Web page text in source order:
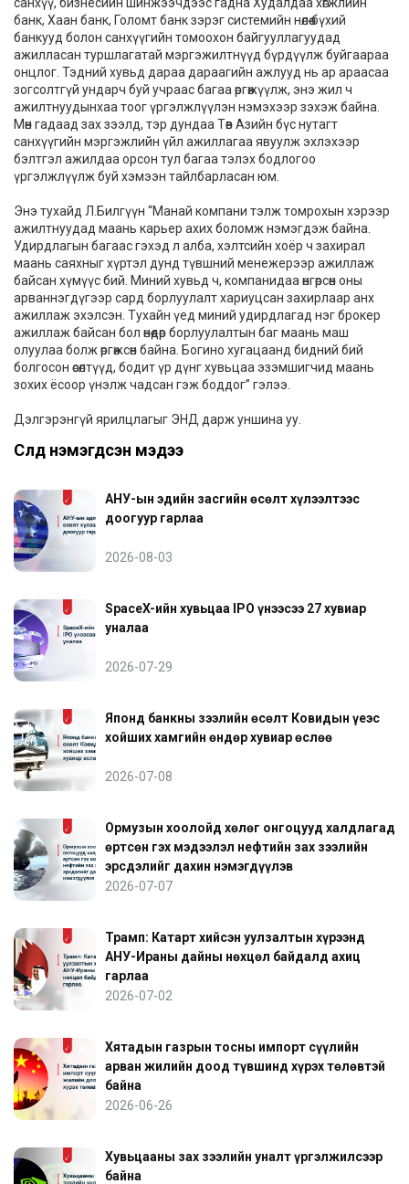
банк, Хаан банк, Голомт банк зэрэг системийн нөлөө бүхий
банкууд болон санхүүгийн томоохон байгууллагуудад
ажилласан туршлагатай мэргэжилтнүүд бүрдүүлж буйгаараа
онцлог. Тэдний хувьд дараа дараагийн ажлууд нь ар араасаа
зогсолтгүй ундарч буй учраас багаа өргөжүүлж, энэ жил ч
ажилтнуудынхаа тоог үргэлжлүүлэн нэмэхээр зэхэж байна.
Мөн гадаад зах зээлд, тэр дундаа Төв Азийн бүс нутагт
санхүүгийн мэргэжлийн үйл ажиллагаа явуулж эхлэхээр
бэлтгэл ажилдаа орсон тул багаа тэлэх бодлогоо
үргэлжлүүлж буй хэмээн тайлбарласан юм.
Энэ тухайд Л.Билгүүн “Манай компани тэлж томрохын хэрээр
ажилтнуудад маань карьер ахих боломж нэмэгдэж байна.
Удирдлагын багаас гэхэд л алба, хэлтсийн хоёр ч захирал
маань саяхныг хүртэл дунд түвшний менежерээр ажиллаж
байсан хүмүүс бий. Миний хувьд ч, компанидаа өнгөрсөн оны
арваннэгдүгээр сард борлуулалт хариуцсан захирлаар анх
ажиллаж эхэлсэн. Тухайн үед миний удирдлагад нэг брокер
ажиллаж байсан бол өнөөдөр борлуулалтын баг маань маш
олуулаа болж өргөжсөн байна. Богино хугацаанд бидний бий
болгосон өсөлтүүд, бодит үр дүнг хувьцаа эзэмшигчид маань
зохих ёсоор үнэлж чадсан гэж боддог” гэлээ.
Дэлгэрэнгүй ярилцлагыг ЭНД дарж уншина уу.
Сүүлд нэмэгдсэн мэдээ
АНУ-ын эдийн засгийн өсөлт хүлээлтээс
доогуур гарлаа
2026-08-03
SpaceX-ийн хувьцаа IPO үнээсээ 27 хувиар
уналаа
2026-07-29
Японд банкны зээлийн өсөлт Ковидын үеэс
хойших хамгийн өндөр хувиар өслөө
2026-07-08
Ормузын хоолойд хөлөг онгоцууд халдлагад
өртсөн гэх мэдээлэл нефтийн зах зээлийн
эрсдэлийг дахин нэмэгдүүлэв
2026-07-07
Трамп: Катарт хийсэн уулзалтын хүрээнд
АНУ-Ираны дайны нөхцөл байдалд ахиц
гарлаа
2026-07-02
Хятадын газрын тосны импорт сүүлийн
арван жилийн доод түвшинд хүрэх төлөвтэй
байна
2026-06-26
Хувьцааны зах зээлийн уналт үргэлжилсээр
байна